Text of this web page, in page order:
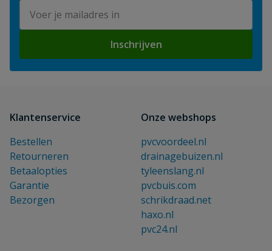
Inschrijven
Klantenservice
Bestellen
Retourneren
Betaalopties
Garantie
Bezorgen
Onze webshops
pvcvoordeel.nl
drainagebuizen.nl
tyleenslang.nl
pvcbuis.com
schrikdraad.net
haxo.nl
pvc24.nl